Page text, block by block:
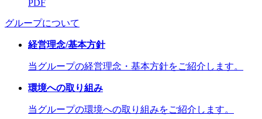
PDF
グループについて
経営理念/基本方針
当グループの経営理念・基本方針をご紹介します。
環境への取り組み
当グループの環境への取り組みをご紹介します。